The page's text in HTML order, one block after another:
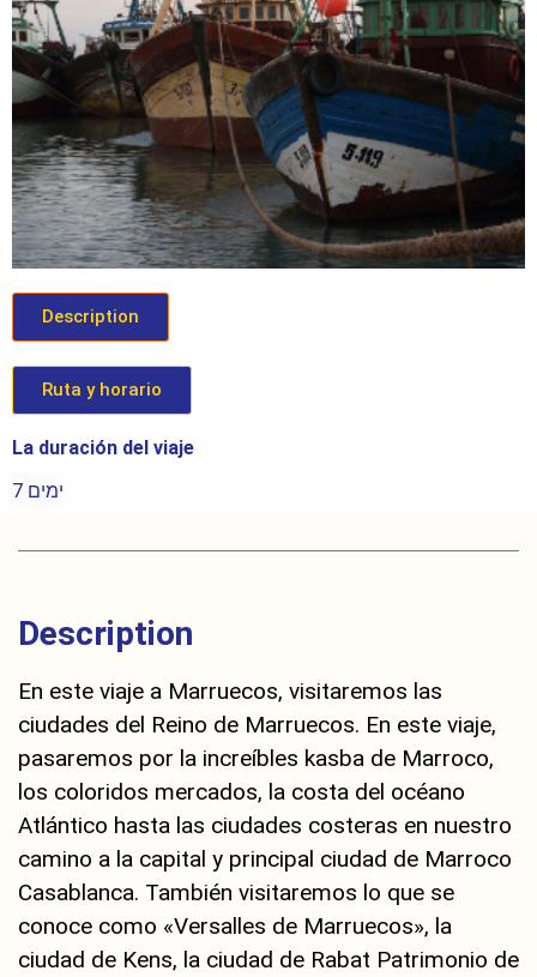
Description
Ruta y horario
La duración del viaje
7 ימים
Description
En este viaje a Marruecos, visitaremos las
ciudades del Reino de Marruecos. En este viaje,
pasaremos por la increíbles kasba de Marroco,
los coloridos mercados, la costa del océano
Atlántico hasta las ciudades costeras en nuestro
camino a la capital y principal ciudad de Marroco
Casablanca. También visitaremos lo que se
conoce como «Versalles de Marruecos», la
ciudad de Kens, la ciudad de Rabat Patrimonio de